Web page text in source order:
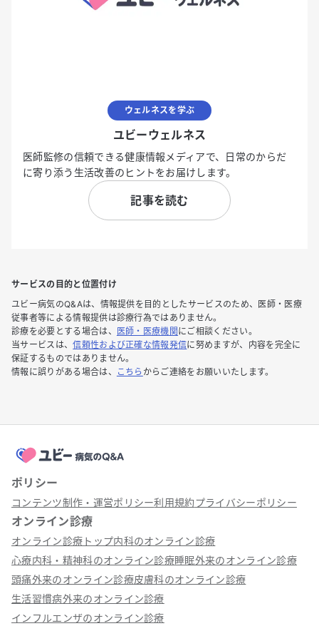
ウェルネスを学ぶ
ユビーウェルネス
医師監修の信頼できる健康情報メディアで、日常のからだ
に寄り添う生活改善のヒントをお届けします。
記事を読む
サービスの目的と位置付け
ユビー病気のQ&Aは、情報提供を目的としたサービスのため、医師・医療
従事者等による情報提供は診療行為ではありません。
診療を必要とする場合は、
医師・医療機関 にご相談ください。
当サービスは、信頼性および正確な情報発信に努めますが、内容を完全に
保証するものではありません。
情報に誤りがある場合は、
こちら からご連絡をお願いいたします。
ポリシー
コンテンツ制作・運営ポリシー利用規約プライバシーポリシー
オンライン診療
オンライン診療トップ内科のオンライン診療
心療内科・精神科のオンライン診療睡眠外来のオンライン診療
頭痛外来のオンライン診療皮膚科のオンライン診療
生活習慣病外来のオンライン診療
インフルエンザのオンライン診療